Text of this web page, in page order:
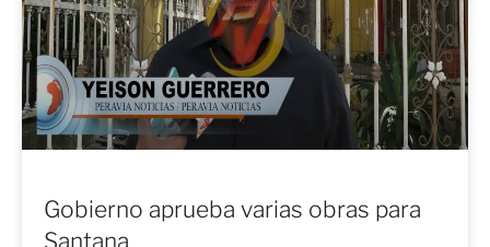
Gobierno aprueba varias obras para
Santana